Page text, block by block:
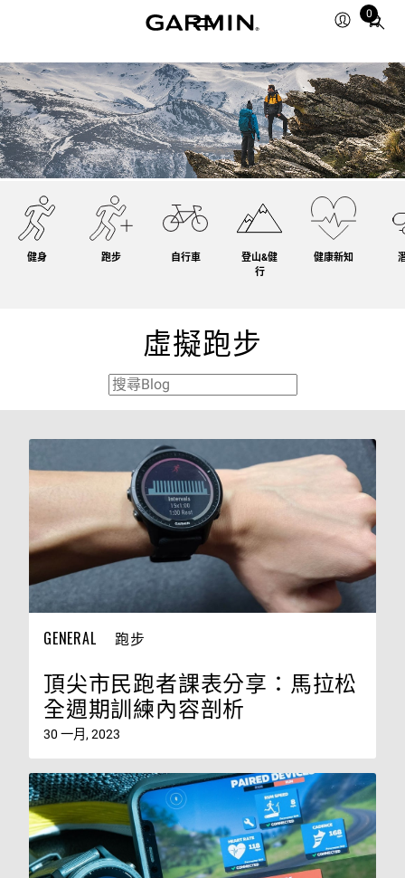
0
Total
in
cart:
0
健身 跑步 自行車
登山&健
行
健康新知
虛擬跑步
GENERAL 跑步
頂尖市民跑者課表分享：馬拉松
全週期訓練內容剖析
30 一月, 2023